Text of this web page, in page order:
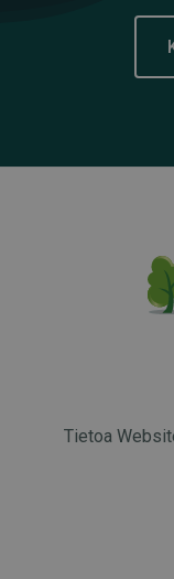
Tietoa